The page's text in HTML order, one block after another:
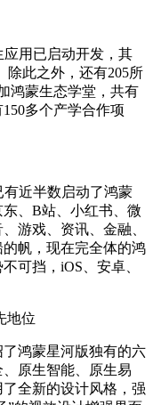
应用已启动开发，其
除此之外，还有205所
鸿蒙生态学堂，共有
多个产学合作项
有近半数启动了鸿蒙
、B站、小红书、微
游戏、资讯、金融、
帆，现在完全体的鸿
可挡，iOS、安卓、
地位
鸿蒙星河版独有的六
原生智能、原生易
全新的设计风格，强